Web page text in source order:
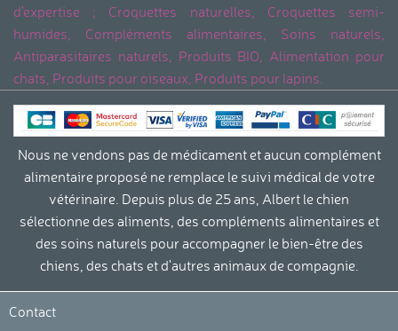
d'expertise ; Croquettes naturelles, Croquettes semi-
humides, Compléments alimentaires, Soins naturels,
Antiparasitaires naturels, Produits BIO, Alimentation pour
chats, Produits pour oiseaux, Produits pour lapins.
Nous ne vendons pas de médicament et aucun complément
alimentaire proposé ne remplace le suivi médical de votre
vétérinaire. Depuis plus de 25 ans, Albert le chien
sélectionne des aliments, des compléments alimentaires et
des soins naturels pour accompagner le bien-être des
chiens, des chats et d'autres animaux de compagnie.
Contact
protection de votre vie privée
le respect de vos droits sont